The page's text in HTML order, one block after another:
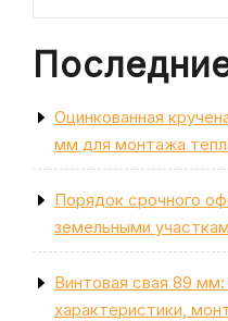
Оцинкованная
мм для монтажа
Порядок срочного
земельными
Винтовая свая 89
характеристики,